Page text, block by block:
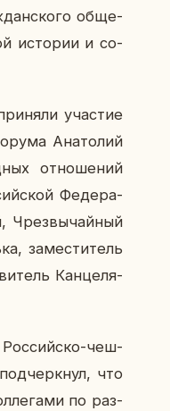
об­ще­
ис­то­рии и со­
уча­стие
Ана­то­лий
от­но­ше­ний
Фе­де­ра­
Чрез­вы­чай­ный
за­ме­сти­тель
Кан­це­ля­
Рос­сий­ско-чеш­
что
по раз­